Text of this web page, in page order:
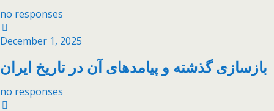
no responses
December 1, 2025
بازسازی گذشته و پیامدهای آن در تاریخ ایران
no responses